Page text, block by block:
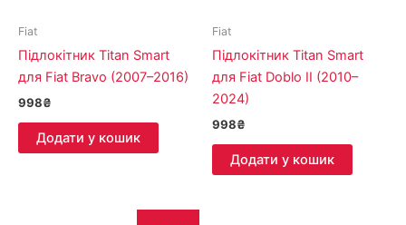
Fiat
Підлокітник Titan Smart
для Fiat Bravo (2007–2016)
998₴
Додати у кошик
Fiat
Підлокітник Titan Smart
для Fiat Doblo II (2010–
2024)
998₴
Додати у кошик